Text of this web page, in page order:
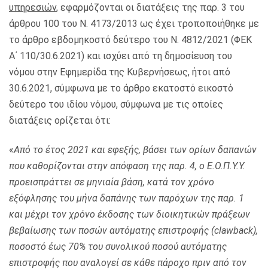
υπηρεσιών, εφαρμόζονται οι διατάξεις της παρ. 3 του
άρθρου 100 του Ν. 4173/2013 ως έχει τροποποιήθηκε με
το άρθρο εβδομηκοστό δεύτερο του Ν. 4812/2021 (ΦΕΚ
Α΄ 110/30.6.2021) και ισχύει από τη δημοσίευση του
νόμου στην Εφημερίδα της Κυβερνήσεως, ήτοι από
30.6.2021, σύμφωνα με το άρθρο εκατοστό εικοστό
δεύτερο του ιδίου νόμου, σύμφωνα με τις οποίες
διατάξεις ορίζεται ότι:
«Από το έτος 2021 και εφεξής, βάσει των ορίων δαπανών
που καθορίζονται στην απόφαση της παρ. 4, ο Ε.Ο.Π.Υ.Υ.
προεισπράττει σε μηνιαία βάση, κατά τον χρόνο
εξόφλησης του μήνα δαπάνης των παρόχων της παρ. 1
και μέχρι τον χρόνο έκδοσης των διοικητικών πράξεων
βεβαίωσης των ποσών αυτόματης επιστροφής (clawback),
ποσοστό έως 70% του συνολικού ποσού αυτόματης
επιστροφής που αναλογεί σε κάθε πάροχο πριν από τον